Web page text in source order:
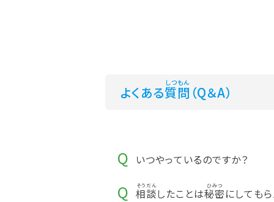
よくある質問 （Q＆A）
いつやっているのですか？
相談したことは秘密にしても